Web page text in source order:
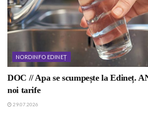
NORDINFO EDINEȚ
DOC // Apa se scumpește la Edineț.
noi tarife
29.07.2026